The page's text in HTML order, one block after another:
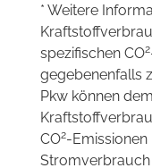
* Weitere
spezifischen CO2
gegebenenfalls
Pkw können
CO2-